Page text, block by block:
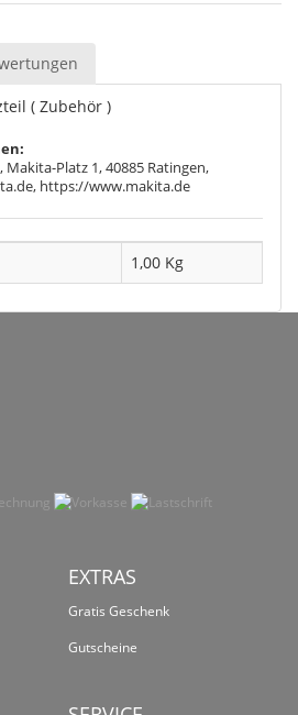
( Zubehör )
Platz 1, 40885 Ratingen,
https://www.makita.de
1,00 Kg
EXTRAS
Gratis Geschenk
Gutscheine